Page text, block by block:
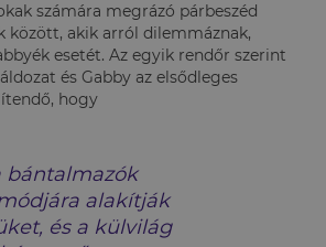
számára megrázó párbeszéd
között, akik arról dilemmáznak,
esetét. Az egyik rendőr szerint
és Gabby az elsődleges
hogy
bántalmazók
alakítják
és a külvilág